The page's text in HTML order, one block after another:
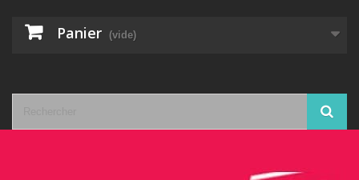
Panier (vide)